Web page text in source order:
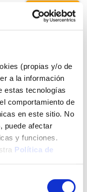
(propias y/o de
a la información
estas tecnologías
comportamiento de
en este sitio. No
puede afectar
y funciones.
Política de
3,80 €
Envío a domicilio:
5 días hábiles
+ INFO